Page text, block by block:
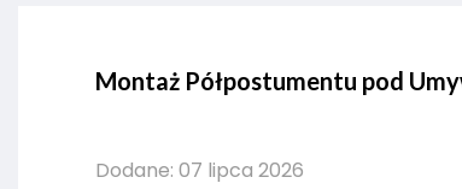
Montaż Półpostumentu pod
Dodane: 07 lipca 2026